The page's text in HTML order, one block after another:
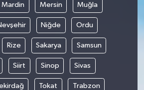
Mardin Mersin Muğla
Niğde Ordu
Rize Sakarya Samsun
Siirt Sinop Sivas
Tokat Trabzon